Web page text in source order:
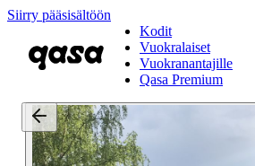
Siirry pääsisältöön
Kodit
Vuokralaiset
Vuokranantajille
Qasa Premium